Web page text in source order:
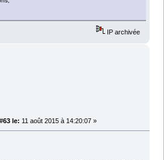
IP archivée
le: 11 août 2015 à 14:20:07 »